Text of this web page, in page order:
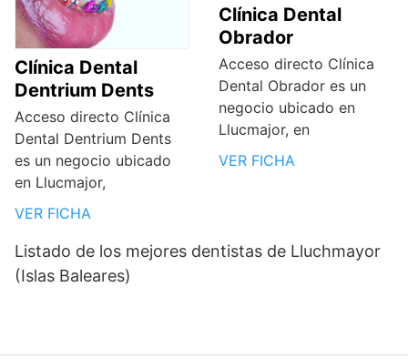
Clínica Dental
Dentrium Dents
Acceso directo Clínica
Dental Dentrium Dents
es un negocio ubicado
en Llucmajor,
VER FICHA
Clínica Dental
Obrador
Acceso directo Clínica
Dental Obrador es un
negocio ubicado en
Llucmajor, en
VER FICHA
Listado de los mejores dentistas de Lluchmayor
(Islas Baleares)